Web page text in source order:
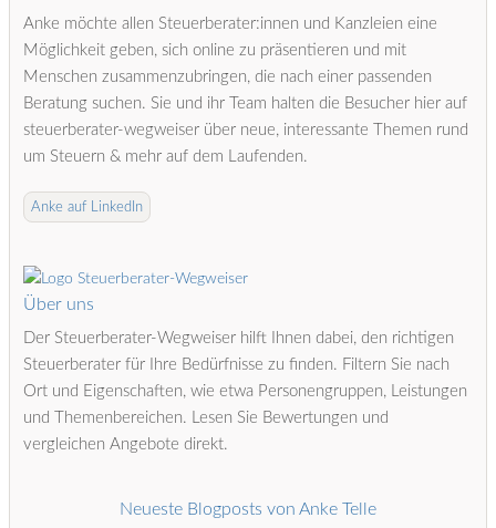
Anke möchte allen Steuerberater:innen und Kanzleien eine
Möglichkeit geben, sich online zu präsentieren und mit
Menschen zusammenzubringen, die nach einer passenden
Beratung suchen. Sie und ihr Team halten die Besucher hier auf
steuerberater-wegweiser über neue, interessante Themen rund
um Steuern & mehr auf dem Laufenden.
Anke auf LinkedIn
Über uns
Der Steuerberater-Wegweiser hilft Ihnen dabei, den richtigen
Steuerberater für Ihre Bedürfnisse zu finden. Filtern Sie nach
Ort und Eigenschaften, wie etwa Personengruppen, Leistungen
und Themenbereichen. Lesen Sie Bewertungen und
vergleichen Angebote direkt.
Neueste Blogposts von Anke Telle